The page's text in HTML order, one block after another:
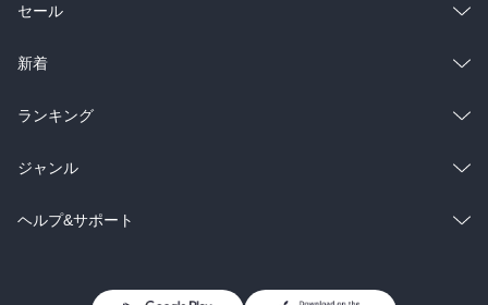
総合
ラノベ
雑誌・グラビア
BL・TL
セール
総合
ラノベ
雑誌・グラビア
BL・TL
新着
総合
ラノベ
雑誌・グラビア
ランキング
総合
ラノベ
ジャンル
コミック
ヘルプ&サポート